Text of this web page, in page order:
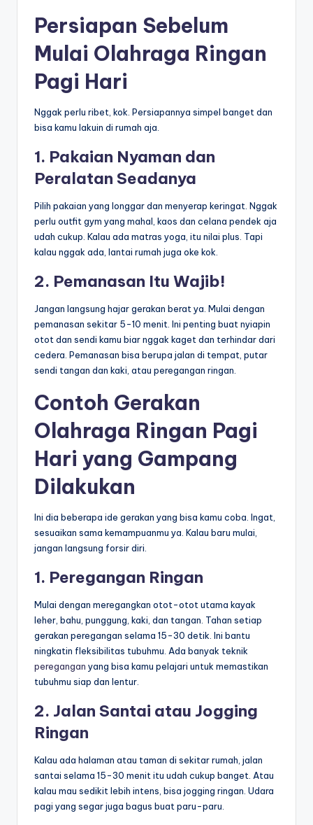
Persiapan Sebelum
Mulai Olahraga Ringan
Pagi Hari
Nggak perlu ribet, kok. Persiapannya simpel banget dan
bisa kamu lakuin di rumah aja.
1. Pakaian Nyaman dan
Peralatan Seadanya
Pilih pakaian yang longgar dan menyerap keringat. Nggak
perlu outfit gym yang mahal, kaos dan celana pendek aja
udah cukup. Kalau ada matras yoga, itu nilai plus. Tapi
kalau nggak ada, lantai rumah juga oke kok.
2. Pemanasan Itu Wajib!
Jangan langsung hajar gerakan berat ya. Mulai dengan
pemanasan sekitar 5-10 menit. Ini penting buat nyiapin
otot dan sendi kamu biar nggak kaget dan terhindar dari
cedera. Pemanasan bisa berupa jalan di tempat, putar
sendi tangan dan kaki, atau peregangan ringan.
Contoh Gerakan
Olahraga Ringan Pagi
Hari yang Gampang
Dilakukan
Ini dia beberapa ide gerakan yang bisa kamu coba. Ingat,
sesuaikan sama kemampuanmu ya. Kalau baru mulai,
jangan langsung forsir diri.
1. Peregangan Ringan
Mulai dengan meregangkan otot-otot utama kayak
leher, bahu, punggung, kaki, dan tangan. Tahan setiap
gerakan peregangan selama 15-30 detik. Ini bantu
ningkatin fleksibilitas tubuhmu. Ada banyak teknik
peregangan yang bisa kamu pelajari untuk memastikan
tubuhmu siap dan lentur.
2. Jalan Santai atau Jogging
Ringan
Kalau ada halaman atau taman di sekitar rumah, jalan
santai selama 15-30 menit itu udah cukup banget. Atau
kalau mau sedikit lebih intens, bisa jogging ringan. Udara
pagi yang segar juga bagus buat paru-paru.